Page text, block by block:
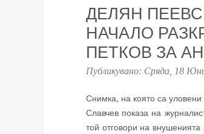
ДЕЛЯН
НАЧАЛО
ПЕТКОВ ЗА
Публикувано: Сряда, 18
Снимка, на която са
Славчев показа на
той отговори на